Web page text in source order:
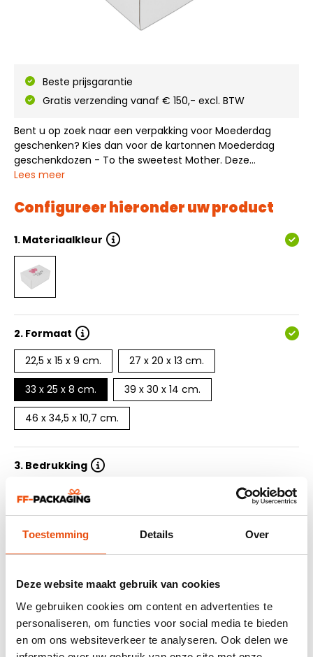
Toestemming Details Over
Deze website maakt gebruik van cookies
We gebruiken cookies om content en advertenties te
personaliseren, om functies voor social media te bieden
en om ons websiteverkeer te analyseren. Ook delen we
Beste prijsgarantie
Gratis verzending vanaf € 150,- excl. BTW
Bent u op zoek naar een verpakking voor Moederdag
geschenken? Kies dan voor de kartonnen Moederdag
geschenkdozen - To the sweetest Mother. Deze
kartonnen Moederdag geschenkdozen - To the sweetest
direct vanuit voorraad leverbaar. De kartonnen…
Lees meer
Configureer hieronder uw product
1. Materiaalkleur
2. Formaat
22,5 x 15 x 9 cm.
27 x 20 x 13 cm.
33 x 25 x 8 cm. 39 x 30 x 14 cm.
46 x 34,5 x 10,7 cm.
3. Bedrukking
4. Aantal drukkleuren
6. Levertijd
7. Ontwerp aanleveren